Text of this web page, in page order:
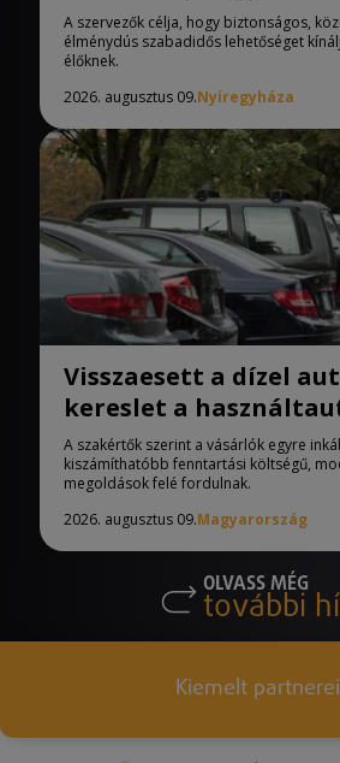
A szervezők célja, hogy biztonságos,
élménydús szabadidős lehetőséget
élőknek.
2026. augusztus 09.Nyíregyháza
Visszaesett a dízel
kereslet a
A szakértők szerint a vásárlók egyre
kiszámíthatóbb fenntartási költségű,
megoldások felé fordulnak.
2026. augusztus 09.Magyarország
OLVASS MÉG
további
Kiemelt